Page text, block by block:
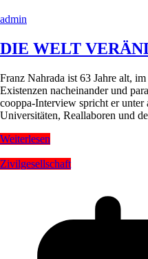
admin
DIE WELT
Franz Nahrada ist 63 Jahre alt,
Existenzen nacheinander und
cooppa-Interview spricht er
Universitäten, Reallaboren und
Weiterlesen
Zivilgesellschaft